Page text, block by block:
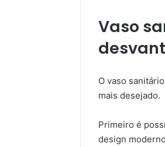
Vaso
O vaso
mais desejado.
Primeiro é
design